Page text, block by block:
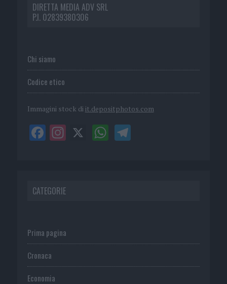
DIRETTA MEDIA ADV SRL
P.I. 02839380306
Chi siamo
Codice etico
Immagini stock di it.depositphotos.com
CATEGORIE
Prima pagina
Cronaca
Economia